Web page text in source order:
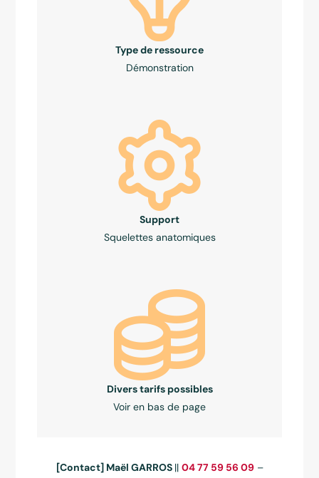
Type de ressource
Démonstration
Support
Squelettes anatomiques
Divers tarifs possibles
Voir en bas de page
[Contact] Maël GARROS || 04 77 59 56 09–